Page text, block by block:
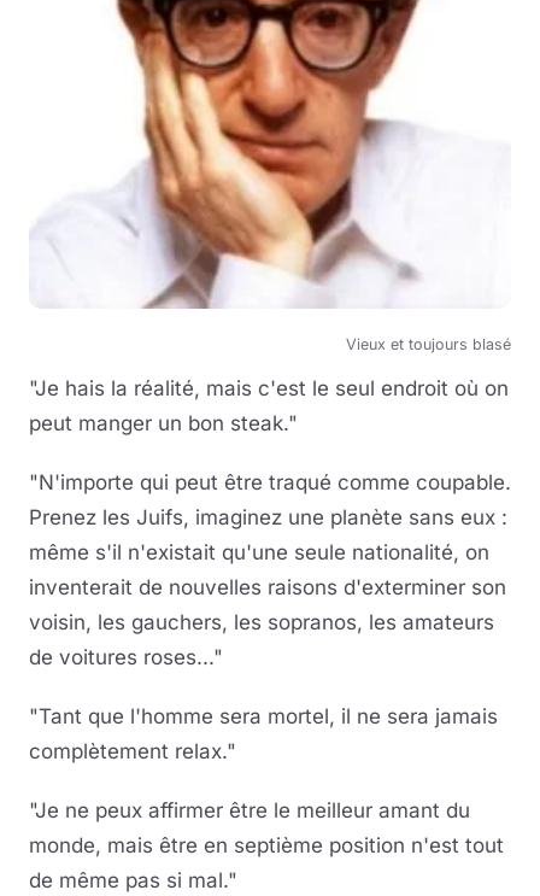
Vieux et toujours blasé
"Je hais la réalité, mais c'est le seul endroit où on
peut manger un bon steak."
"N'importe qui peut être traqué comme coupable.
Prenez les Juifs, imaginez une planète sans eux :
même s'il n'existait qu'une seule nationalité, on
inventerait de nouvelles raisons d'exterminer son
voisin, les gauchers, les sopranos, les amateurs
de voitures roses..."
"Tant que l'homme sera mortel, il ne sera jamais
complètement relax."
"Je ne peux affirmer être le meilleur amant du
monde, mais être en septième position n'est tout
de même pas si mal."